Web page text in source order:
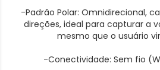
-Padrão Polar: Omnidirecional,
direções, ideal para capturar a
mesmo que o usuário
-Conectividade: Sem fio